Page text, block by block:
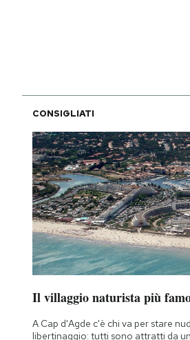
CONSIGLIATI
Il villaggio naturista più
A Cap d'Agde c'è chi va per stare
libertinaggio: tutti sono attratti da